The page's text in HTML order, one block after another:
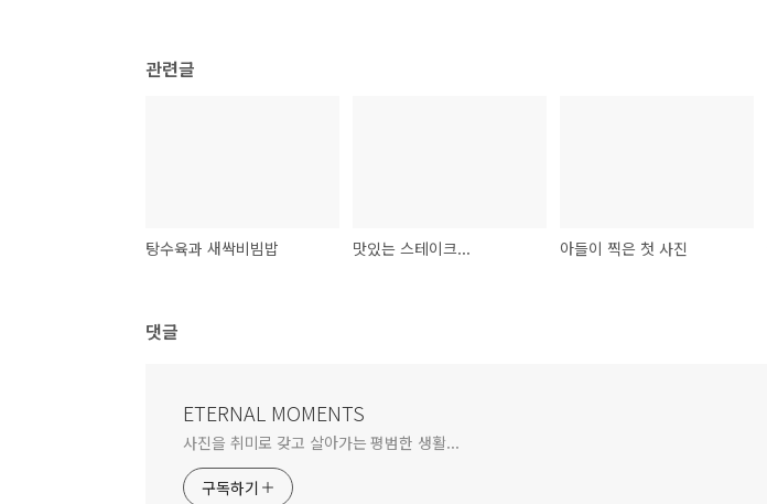
관련글
탕수육과 새싹비빔밥 맛있는 스테이크... 아들이 찍은 첫 사진
댓글
ETERNAL MOMENTS
사진을 취미로 갖고 살아가는 평범한 생활...
구독하기